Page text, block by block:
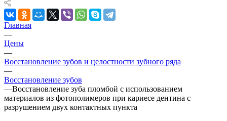
Главная
—
Цены
—
Восстановление зубов и целостности зубного ряда
—
Восстановление зубов
—Восстановление зуба пломбой с использованием
материалов из фотополимеров при кариесе дентина с
разрушением двух контактных пункта